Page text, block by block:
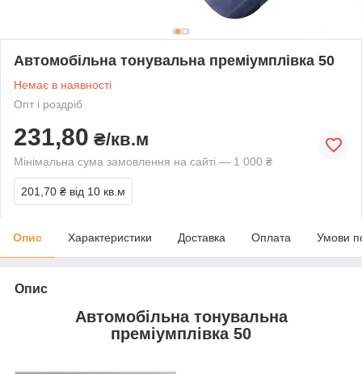
Автомобільна тонувальна преміумплівка 50
Немає в наявності
Опт і роздріб
231,80 ₴/кв.м
Мінімальна сума замовлення на сайті — 1 000 ₴
201,70 ₴ від 10 кв.м
Опис Характеристики Доставка Оплата Умови
Опис
Автомобільна тонувальна
преміумплівка 50